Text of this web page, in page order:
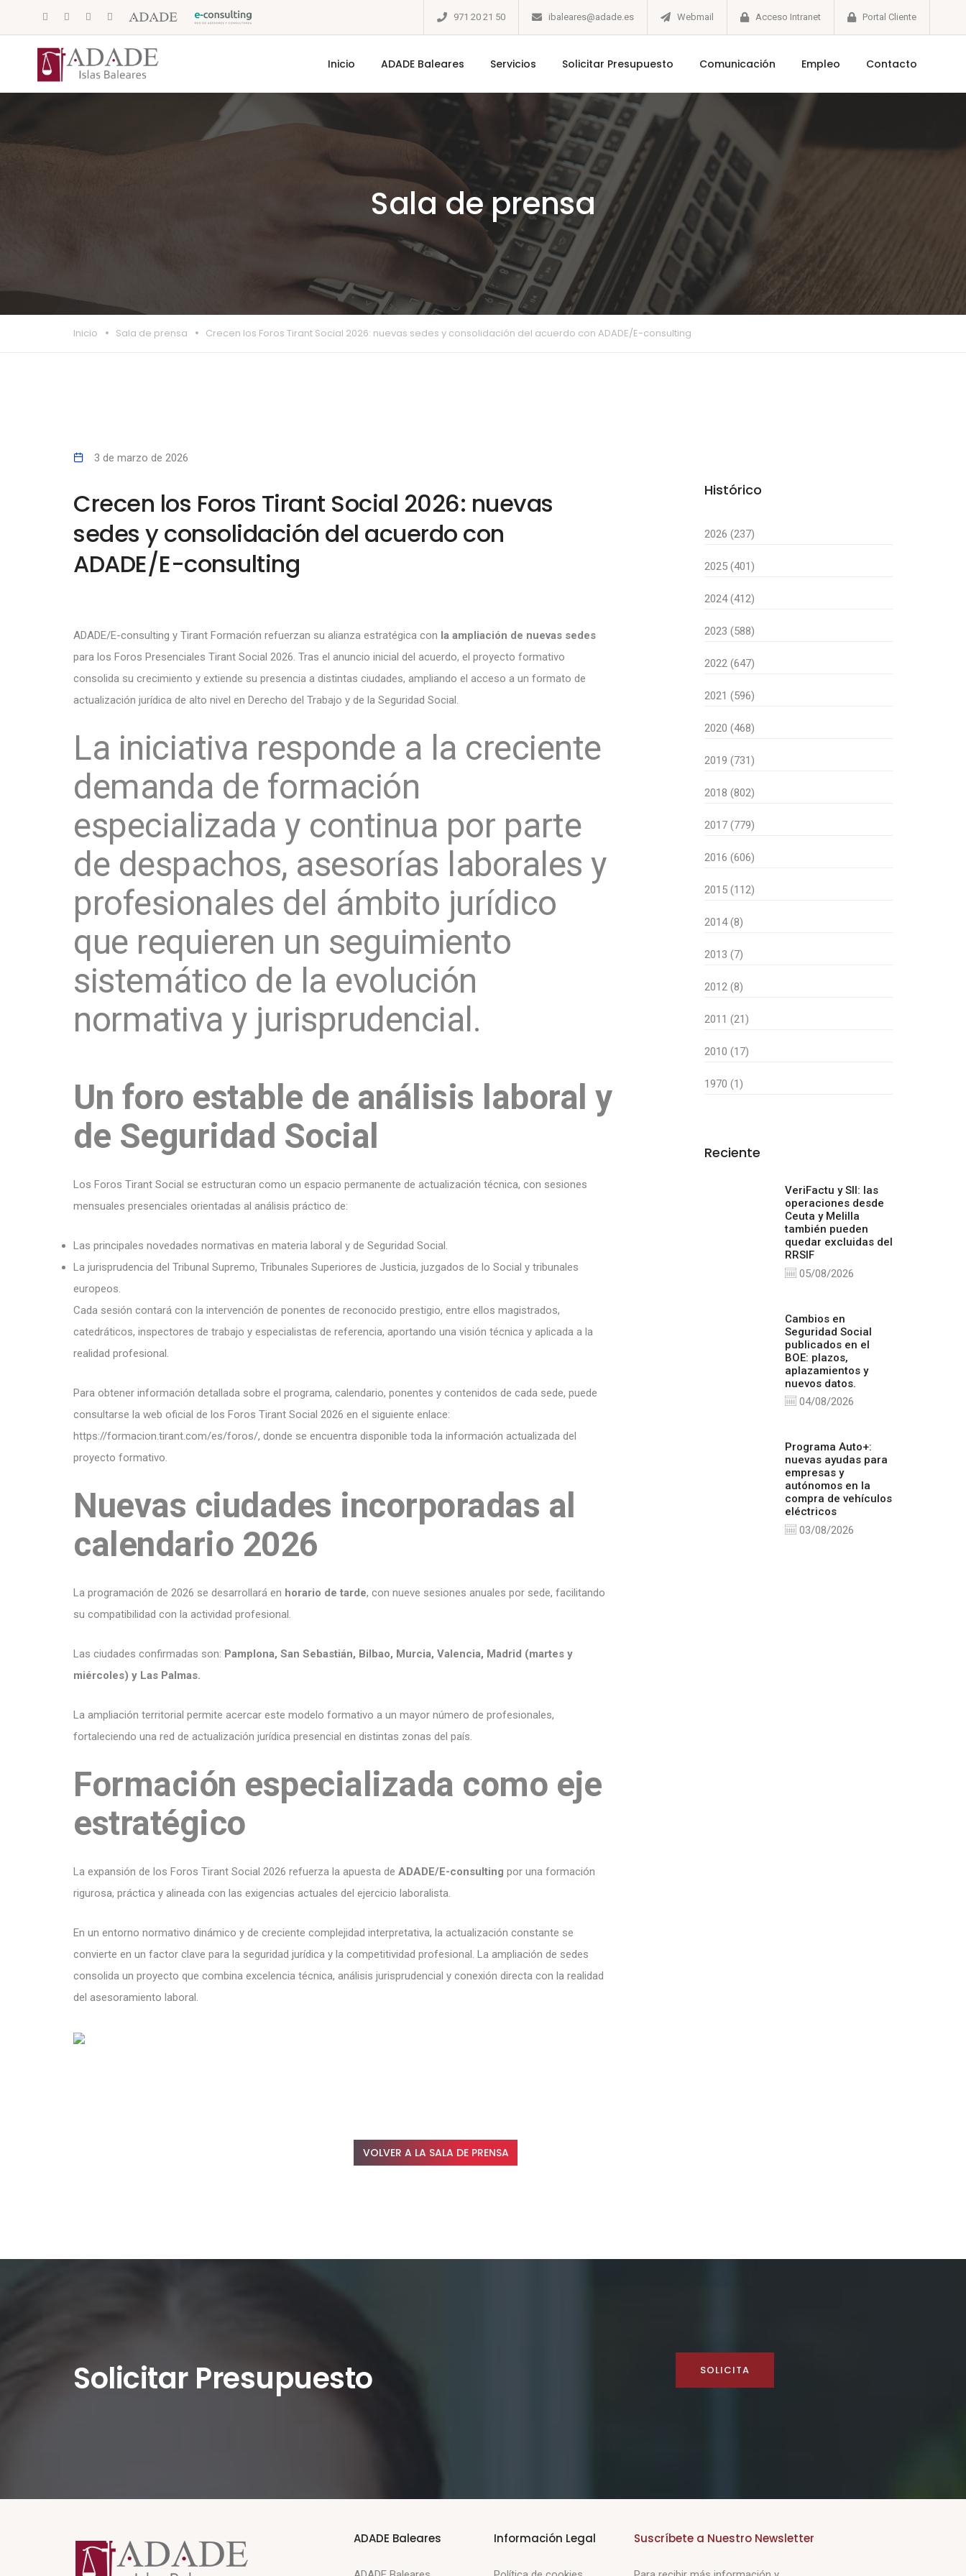
971 20 21 50 ibaleares@adade.es Webmail Acceso Intranet Portal Cliente
Inicio ADADE Baleares Servicios Solicitar Presupuesto Comunicación Empleo Contacto
Sala de prensa
Inicio Sala de prensa Crecen los Foros Tirant Social 2026: nuevas sedes y consolidación del acuerdo con ADADE/E-consulting
3 de marzo de 2026
Crecen los Foros Tirant Social 2026: nuevas
sedes y consolidación del acuerdo con
ADADE/E-consulting
ADADE/E-consulting y Tirant Formación refuerzan su alianza estratégica con la ampliación de nuevas sedes
para los Foros Presenciales Tirant Social 2026. Tras el anuncio inicial del acuerdo, el proyecto formativo
consolida su crecimiento y extiende su presencia a distintas ciudades, ampliando el acceso a un formato de
actualización jurídica de alto nivel en Derecho del Trabajo y de la Seguridad Social.
La iniciativa responde a la creciente
demanda de formación
especializada y continua por parte
de despachos, asesorías laborales y
profesionales del ámbito jurídico
que requieren un seguimiento
sistemático de la evolución
normativa y jurisprudencial.
Un foro estable de análisis laboral y
de Seguridad Social
Los Foros Tirant Social se estructuran como un espacio permanente de actualización técnica, con sesiones
mensuales presenciales orientadas al análisis práctico de:
Las principales novedades normativas en materia laboral y de Seguridad Social.
La jurisprudencia del Tribunal Supremo, Tribunales Superiores de Justicia, juzgados de lo Social y tribunales
europeos.
Cada sesión contará con la intervención de ponentes de reconocido prestigio, entre ellos magistrados,
catedráticos, inspectores de trabajo y especialistas de referencia, aportando una visión técnica y aplicada a la
realidad profesional.
Para obtener información detallada sobre el programa, calendario, ponentes y contenidos de cada sede, puede
consultarse la web oficial de los Foros Tirant Social 2026 en el siguiente enlace:
https://formacion.tirant.com/es/foros/, donde se encuentra disponible toda la información actualizada del
proyecto formativo.
Nuevas ciudades incorporadas al
calendario 2026
La programación de 2026 se desarrollará en horario de tarde, con nueve sesiones anuales por sede, facilitando
su compatibilidad con la actividad profesional.
Las ciudades confirmadas son: Pamplona, San Sebastián, Bilbao, Murcia, Valencia, Madrid (martes y
miércoles) y Las Palmas.
La ampliación territorial permite acercar este modelo formativo a un mayor número de profesionales,
fortaleciendo una red de actualización jurídica presencial en distintas zonas del país.
Formación especializada como eje
estratégico
La expansión de los Foros Tirant Social 2026 refuerza la apuesta de ADADE/E-consulting por una formación
rigurosa, práctica y alineada con las exigencias actuales del ejercicio laboralista.
En un entorno normativo dinámico y de creciente complejidad interpretativa, la actualización constante se
convierte en un factor clave para la seguridad jurídica y la competitividad profesional. La ampliación de sedes
consolida un proyecto que combina excelencia técnica, análisis jurisprudencial y conexión directa con la realidad
del asesoramiento laboral.
VOLVER A LA SALA DE PRENSA
Histórico
2026 (237)
2025 (401)
2024 (412)
2023 (588)
2022 (647)
2021 (596)
2020 (468)
2019 (731)
2018 (802)
2017 (779)
2016 (606)
2015 (112)
2014 (8)
2013 (7)
2012 (8)
2011 (21)
2010 (17)
1970 (1)
Reciente
VeriFactu y SII: las
operaciones desde
Ceuta y Melilla
también pueden
quedar excluidas del
RRSIF
05/08/2026
Cambios en
Seguridad Social
publicados en el
BOE: plazos,
aplazamientos y
nuevos datos.
04/08/2026
Programa Auto+:
nuevas ayudas para
empresas y
autónomos en la
compra de vehículos
eléctricos
03/08/2026
Solicitar Presupuesto SOLICITA
ADADE Baleares Información Legal Suscríbete a Nuestro Newsletter